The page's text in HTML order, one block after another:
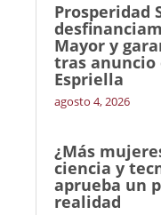
Prosperidad
Mayor y
tras anuncio
Espriella
agosto 4, 2026
¿Más
ciencia y
aprueba un
realidad